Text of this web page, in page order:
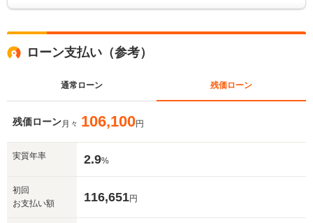
ローン支払い（参考）
通常ローン 残価ローン
残価ローン月々 106,100円
実質年率 2.9%
初回
お支払い額
116,651円